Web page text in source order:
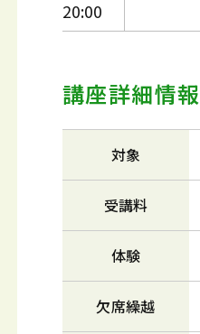
20:00
講座詳細情報
対象
受講料
体験
欠席繰越